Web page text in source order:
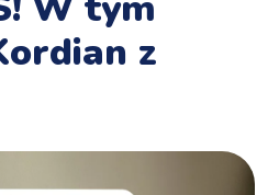
z